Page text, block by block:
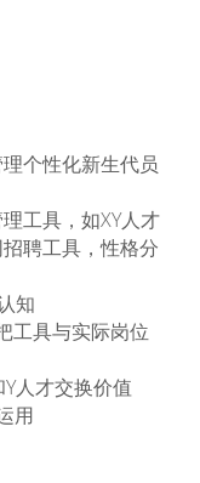
个性化新生代员
工具，如XY人才
聘工具，性格分
知
具与实际岗位
人才交换价值
用